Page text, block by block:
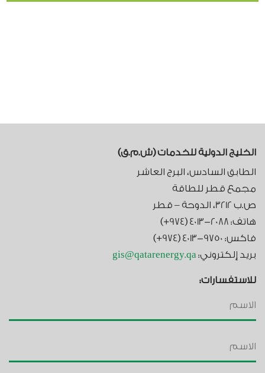
الخليج الدولية للخدمات (ش.م.ق)​
الطابق السادس، البرج العاشر
مجمع قطر للطاقة
ص.ب 3212، الدوحة – قطر
هاتف: 2088-4013 (974+)
فاكس: 9750-4013 (974+)
بريد إلكتروني:gis@qatarenergy.qa
للاستفسارات: